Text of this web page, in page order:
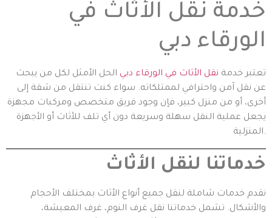
خدمة نقل الأثاث في
الورقاء دبي
تعتبر خدمة نقل الأثاث في الورقاء دبي الحل الأمثل لكل من يبحث
عن نقل آمن واحترافي لممتلكاته. سواء كنت تنتقل من شقة إلى
أخرى، أو من منزل كبير، فإن وجود فريق متخصص ومركبات مجهزة
يجعل عملية النقل سهلة وسريعة دون أي تلف للأثاث أو الأجهزة
المنزلية.
خدماتنا لنقل الأثاث
نقدم خدمات شاملة لنقل جميع أنواع الأثاث بمختلف الأحجام
والأشكال. تشمل خدماتنا نقل غرف النوم، غرف المعيشة،